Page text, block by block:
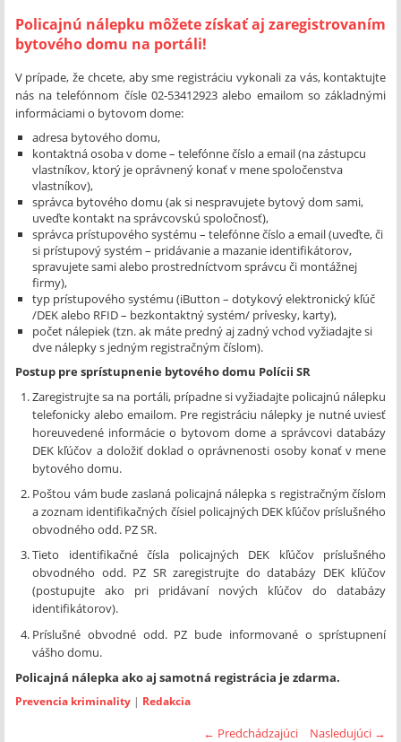
Policajnú nálepku môžete získať aj zaregistrovaním
bytového domu na portáli!
V prípade, že chcete, aby sme registráciu vykonali za vás, kontaktujte
nás na telefónnom čísle 02-53412923 alebo emailom so základnými
informáciami o bytovom dome:
adresa bytového domu,
kontaktná osoba v dome – telefónne číslo a email (na zástupcu
vlastníkov, ktorý je oprávnený konať v mene spoločenstva
vlastníkov),
správca bytového domu (ak si nespravujete bytový dom sami,
uveďte kontakt na správcovskú spoločnosť),
správca prístupového systému – telefónne číslo a email (uveďte, či
si prístupový systém – pridávanie a mazanie identifikátorov,
spravujete sami alebo prostredníctvom správcu či montážnej
firmy),
typ prístupového systému (iButton – dotykový elektronický kľúč
/DEK alebo RFID – bezkontaktný systém/ prívesky, karty),
počet nálepiek (tzn. ak máte predný aj zadný vchod vyžiadajte si
dve nálepky s jedným registračným číslom).
Postup pre sprístupnenie bytového domu Polícii SR
Zaregistrujte sa na portáli, prípadne si vyžiadajte policajnú nálepku
telefonicky alebo emailom. Pre registráciu nálepky je nutné uviesť
horeuvedené informácie o bytovom dome a správcovi databázy
DEK kľúčov a doložiť doklad o oprávnenosti osoby konať v mene
bytového domu.
Poštou vám bude zaslaná policajná nálepka s registračným číslom
a zoznam identifikačných čísiel policajných DEK kľúčov príslušného
obvodného odd. PZ SR.
Tieto identifikačné čísla policajných DEK kľúčov príslušného
obvodného odd. PZ SR zaregistrujte do databázy DEK kľúčov
(postupujte ako pri pridávaní nových kľúčov do databázy
identifikátorov).
Príslušné obvodné odd. PZ bude informované o sprístupnení
vášho domu.
Policajná nálepka ako aj samotná registrácia je zdarma.
Prevencia kriminality| Redakcia
← Predchádzajúci Nasledujúci →